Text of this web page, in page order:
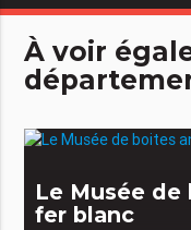
À voir
Le Musée
fer blanc